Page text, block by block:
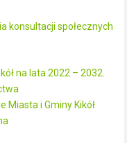
konsultacji społecznych
na lata 2022 – 2032.
Miasta i Gminy Kikół